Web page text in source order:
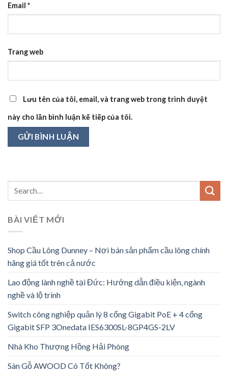
Email *
Trang web
Lưu tên của tôi, email, và trang web trong trình duyệt
này cho lần bình luận kế tiếp của tôi.
BÀI VIẾT MỚI
Shop Cầu Lông Dunney – Nơi bán sản phẩm cầu lông chính
hãng giá tốt trên cả nước
Lao động lành nghề tại Đức: Hướng dẫn điều kiện, ngành
nghề và lộ trình
Switch công nghiệp quản lý 8 cổng Gigabit PoE + 4 cổng
Gigabit SFP 3Onedata IES6300SL-8GP4GS-2LV
Nhà Kho Thượng Hồng Hải Phòng
Sàn Gỗ AWOOD Có Tốt Không?